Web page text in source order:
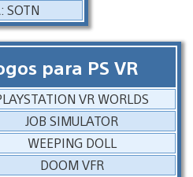
SOTN
para PS VR
VR WORLDS
JOB SIMULATOR
WEEPING DOLL
DOOM VFR